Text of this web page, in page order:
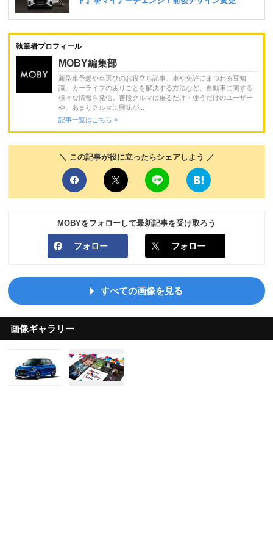
執筆者プロフィール
MOBY編集部
新型車予想や車選びのお役立ち記事、車や免許にまつわる豆知
識、カーライフの困りごとを解決する方法など、自動車に関する
様々な情報を発信。普段クルマは乗るだけ・使うだけのユーザー
や、あまりクルマに興味が...
記事一覧はこちら >
＼ この記事が役に立ったらシェアしよう ／
MOBYをフォローして最新記事を受け取ろう
フォロー フォロー
すべての画像を見る
画像ギャラリー